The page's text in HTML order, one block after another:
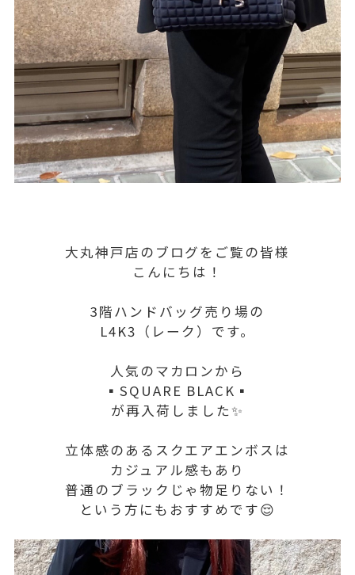
大丸神戸店のブログをご覧の皆様
こんにちは！
3階ハンドバッグ売り場の
L4K3（レーク）です。
人気のマカロンから
▪️SQUARE BLACK▪️
が再入荷しました✨
立体感のあるスクエアエンボスは
カジュアル感もあり
普通のブラックじゃ物足りない！
という方にもおすすめです😌